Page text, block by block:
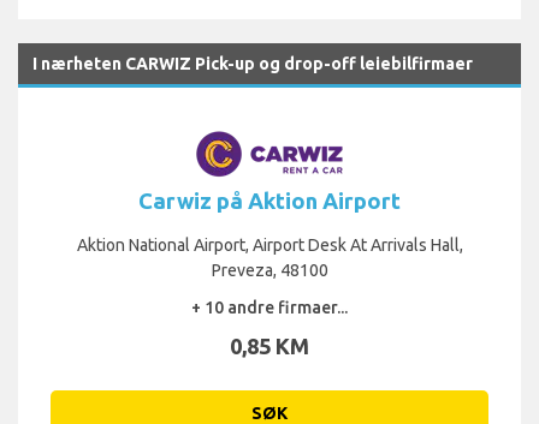
I nærheten CARWIZ Pick-up og drop-off leiebilfirmaer
Carwiz på Aktion Airport
Aktion National Airport, Airport Desk At Arrivals Hall,
Preveza, 48100
+ 10 andre firmaer...
0,85 KM
SØK